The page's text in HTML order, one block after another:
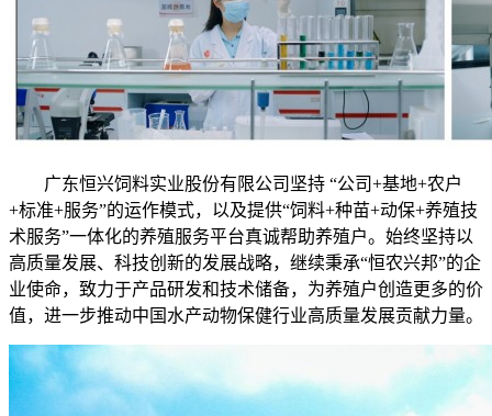
广东恒兴饲料实业股份有限公司坚持 “公司+基地+农户
+标准+服务”的运作模式，以及提供“饲料+种苗+动保+养殖技
术服务”一体化的养殖服务平台真诚帮助养殖户。始终坚持以
高质量发展、科技创新的发展战略，继续秉承“恒农兴邦”的企
业使命，致力于产品研发和技术储备，为养殖户创造更多的价
值，进一步推动中国水产动物保健行业高质量发展贡献力量。